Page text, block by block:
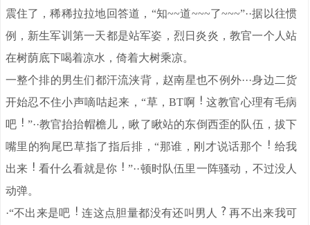
震住了，稀稀拉拉地回答道，“知~~道~~~了~~~”··据以往惯
例，新生军训第一天都是站军姿，烈日炎炎，教官一个人站
在树荫底下喝着凉水，倚着大树乘凉。
一整个排的男生们都汗流浃背，赵南星也不例外···身边二货
开始忍不住小声嘀咕起来，“草，BT啊
这教官心理有毛病
吧
”··教官抬抬帽檐儿，瞅了瞅站的东倒西歪的队伍，拔下
嘴里的狗尾巴草指了指后排，“那谁，刚才说话那个
给我
出来
看什么看就是你
”··顿时队伍里一阵骚动，不过没人
动弹。
·“不出来是吧
连这点胆量都没有还叫男人
再不出来我可